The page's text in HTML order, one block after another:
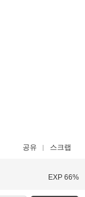
공유 스크랩
EXP 66%